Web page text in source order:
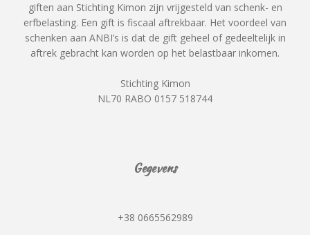
giften aan Stichting Kimon zijn vrijgesteld van schenk- en
erfbelasting. Een gift is fiscaal aftrekbaar. Het voordeel van
schenken aan ANBI’s is dat de gift geheel of gedeeltelijk in
aftrek gebracht kan worden op het belastbaar inkomen.
Stichting Kimon
NL70 RABO 0157 518744
Gegevens
+38 0665562989